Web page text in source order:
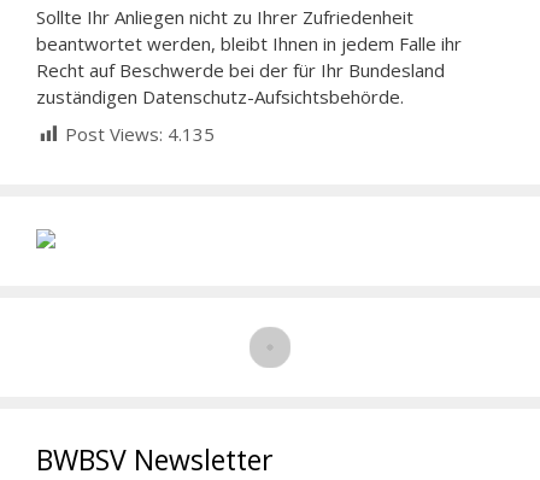
Sollte Ihr Anliegen nicht zu Ihrer Zufriedenheit
beantwortet werden, bleibt Ihnen in jedem Falle ihr
Recht auf Beschwerde bei der für Ihr Bundesland
zuständigen Datenschutz-Aufsichtsbehörde.
Post Views: 4.135
BWBSV Newsletter